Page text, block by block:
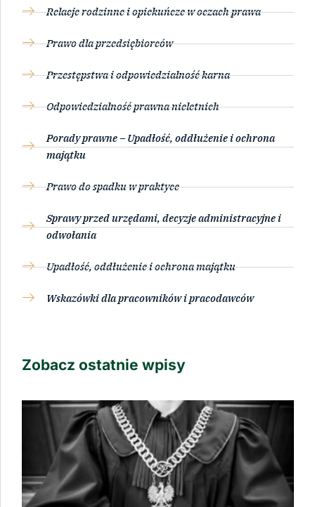
Relacje rodzinne i opiekuńcze w oczach prawa
Prawo dla przedsiębiorców
Przestępstwa i odpowiedzialność karna
Odpowiedzialność prawna nieletnich
Porady prawne – Upadłość, oddłużenie i ochrona
majątku
Prawo do spadku w praktyce
Sprawy przed urzędami, decyzje administracyjne i
odwołania
Upadłość, oddłużenie i ochrona majątku
Wskazówki dla pracowników i pracodawców
Zobacz ostatnie wpisy